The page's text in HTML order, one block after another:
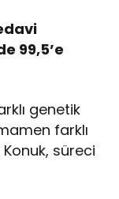
99,5’e
genetik
farklı
Konuk, süreci